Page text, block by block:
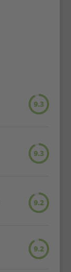
9.3
9.3
9.2
9.2